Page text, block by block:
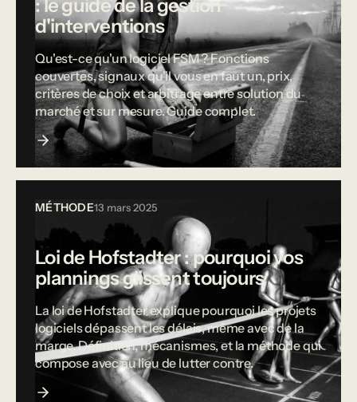
: le guide de la gestion
d'interventions
Qu'est-ce qu'un logiciel FSM ? Fonctions
couvertes, signaux qu'il vous en faut un, prix,
critères de choix et arbitrage entre solution du
marché et sur mesure. Guide complet.
MÉTHODE13 mars 2025
Loi de Hofstadter : pourquoi vos
plannings glissent toujours
La loi de Hofstadter explique pourquoi les projets
logiciels dépassent les délais, même avec de la
marge. Définition, mécanismes, et la méthode qui
compose avec au lieu de lutter contre.